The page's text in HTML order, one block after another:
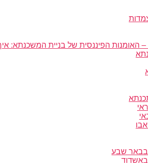
האומנות הפיננסית של בניית המשכנתא:
בבאר שבע
באשדוד